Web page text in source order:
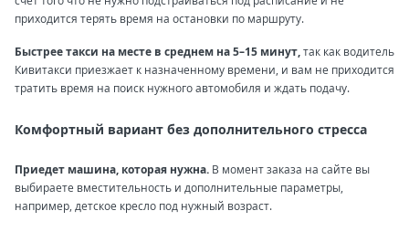
приходится терять время на остановки по маршруту.
Быстрее такси на месте в среднем на 5–15 минут,так как водитель
Кивитакси приезжает к назначенному времени, и вам не приходится
тратить время на поиск нужного автомобиля и ждать подачу.
Комфортный вариант без дополнительного стресса
Приедет машина, которая нужна. В момент заказа на сайте вы
выбираете вместительность и дополнительные параметры,
например, детское кресло под нужный возраст.